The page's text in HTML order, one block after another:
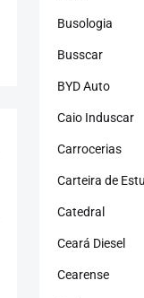
Busologia
Busscar
BYD Auto
Caio Induscar
Carrocerias
Carteira de
Catedral
Ceará Diesel
Cearense